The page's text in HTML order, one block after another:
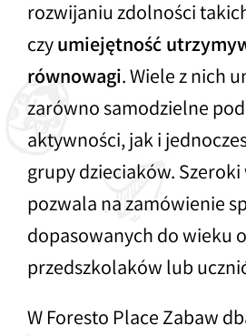
rozwijaniu zdolności
czyumiejętność
równowagi. Wiele z nich
zarówno samodzielne
aktywności, jak i
grupy dzieciaków.
pozwala na zamówienie
dopasowanych do wieku
przedszkolaków lub
W Foresto Place Zabaw